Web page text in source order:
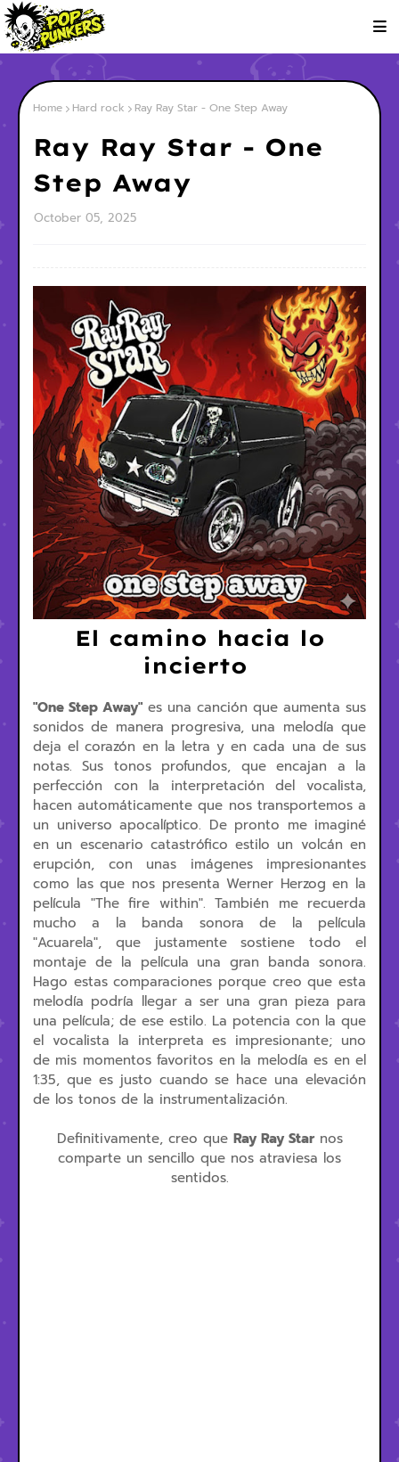
Home Hard rock Ray Ray Star - One Step Away
Ray Ray Star - One
Step Away
October 05, 2025
El camino hacia lo
incierto
"One Step Away" es una canción que aumenta sus
sonidos de manera progresiva, una melodía que
deja el corazón en la letra y en cada una de sus
notas. Sus tonos profundos, que encajan a la
perfección con la interpretación del vocalista,
hacen automáticamente que nos transportemos a
un universo apocalíptico. De pronto me imaginé
en un escenario catastrófico estilo un volcán en
erupción, con unas imágenes impresionantes
como las que nos presenta Werner Herzog en la
película "The fire within". También me recuerda
mucho a la banda sonora de la película
"Acuarela", que justamente sostiene todo el
montaje de la película una gran banda sonora.
Hago estas comparaciones porque creo que esta
melodía podría llegar a ser una gran pieza para
una película; de ese estilo. La potencia con la que
el vocalista la interpreta es impresionante; uno
de mis momentos favoritos en la melodía es en el
1:35, que es justo cuando se hace una elevación
de los tonos de la instrumentalización.
Definitivamente, creo que Ray Ray Starnos
comparte un sencillo que nos atraviesa los
sentidos.